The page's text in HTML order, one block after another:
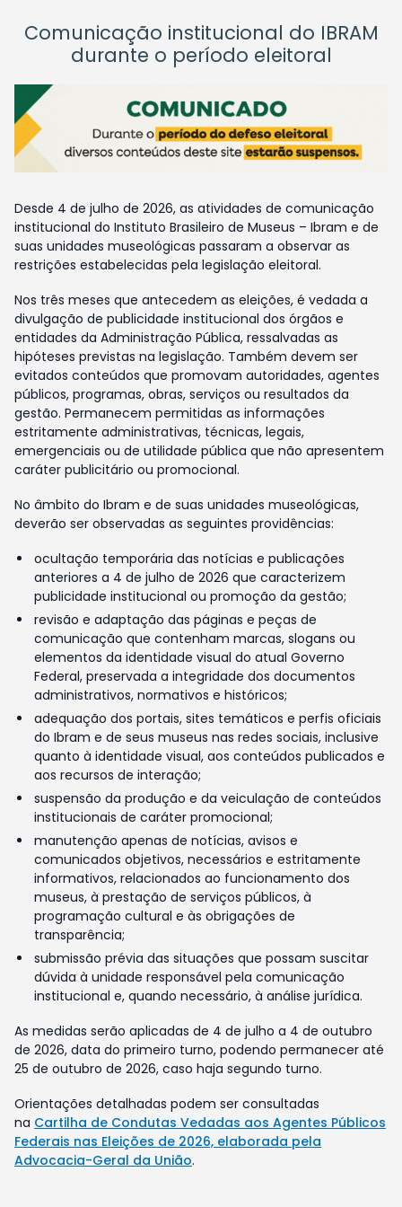
Comunicação institucional do IBRAM
durante o período eleitoral
Desde 4 de julho de 2026, as atividades de comunicação
institucional do Instituto Brasileiro de Museus – Ibram e de
suas unidades museológicas passaram a observar as
restrições estabelecidas pela legislação eleitoral.
Nos três meses que antecedem as eleições, é vedada a
divulgação de publicidade institucional dos órgãos e
entidades da Administração Pública, ressalvadas as
hipóteses previstas na legislação. Também devem ser
evitados conteúdos que promovam autoridades, agentes
públicos, programas, obras, serviços ou resultados da
gestão. Permanecem permitidas as informações
estritamente administrativas, técnicas, legais,
emergenciais ou de utilidade pública que não apresentem
caráter publicitário ou promocional.
No âmbito do Ibram e de suas unidades museológicas,
deverão ser observadas as seguintes providências:
ocultação temporária das notícias e publicações
anteriores a 4 de julho de 2026 que caracterizem
publicidade institucional ou promoção da gestão;
revisão e adaptação das páginas e peças de
comunicação que contenham marcas, slogans ou
elementos da identidade visual do atual Governo
Federal, preservada a integridade dos documentos
administrativos, normativos e históricos;
adequação dos portais, sites temáticos e perfis oficiais
do Ibram e de seus museus nas redes sociais, inclusive
quanto à identidade visual, aos conteúdos publicados e
aos recursos de interação;
suspensão da produção e da veiculação de conteúdos
institucionais de caráter promocional;
manutenção apenas de notícias, avisos e
comunicados objetivos, necessários e estritamente
informativos, relacionados ao funcionamento dos
museus, à prestação de serviços públicos, à
programação cultural e às obrigações de
transparência;
submissão prévia das situações que possam suscitar
dúvida à unidade responsável pela comunicação
institucional e, quando necessário, à análise jurídica.
As medidas serão aplicadas de 4 de julho a 4 de outubro
de 2026, data do primeiro turno, podendo permanecer até
25 de outubro de 2026, caso haja segundo turno.
Orientações detalhadas podem ser consultadas
na Cartilha de Condutas Vedadas aos Agentes Públicos
Federais nas Eleições de 2026, elaborada pela
Advocacia-Geral da União.